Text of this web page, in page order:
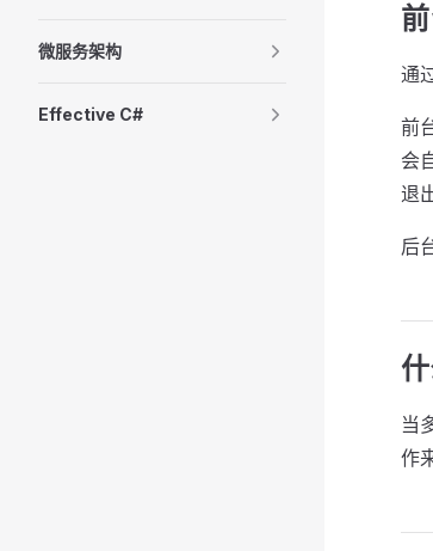
微服务架构
Effective C#
通
前
会
退
后
当
作